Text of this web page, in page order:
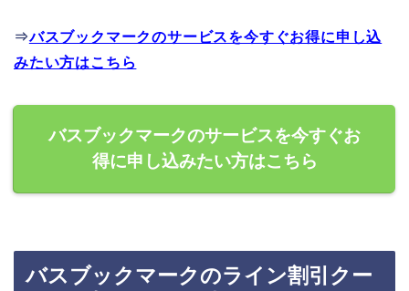
⇒バスブックマークのサービスを今すぐお得に申し込
みたい方はこちら
バスブックマークのサービスを今すぐお
得に申し込みたい方はこちら
バスブックマークのライン割引クー